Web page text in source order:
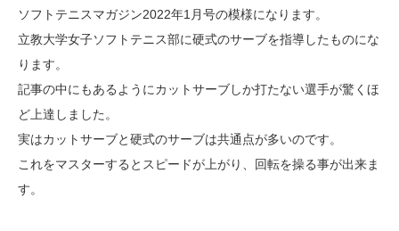
ソフトテニスマガジン2022年1月号の模様になります。
立教大学女子ソフトテニス部に硬式のサーブを指導したものにな
ります。
記事の中にもあるようにカットサーブしか打たない選手が驚くほ
ど上達しました。
実はカットサーブと硬式のサーブは共通点が多いのです。
これをマスターするとスピードが上がり、回転を操る事が出来ま
す。